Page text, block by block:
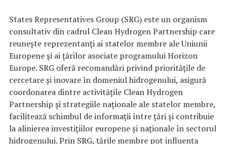
States Representatives Group (SRG) este un organism
consultativ din cadrul Clean Hydrogen Partnership care
reunește reprezentanți ai statelor membre ale Uniunii
Europene și ai țărilor asociate programului Horizon
Europe. SRG oferă recomandări privind prioritățile de
cercetare și inovare în domeniul hidrogenului, asigură
coordonarea dintre activitățile Clean Hydrogen
Partnership și strategiile naționale ale statelor membre,
facilitează schimbul de informații între țări și contribuie
la alinierea investițiilor europene și naționale în sectorul
hidrogenului. Prin SRG, țările membre pot influența